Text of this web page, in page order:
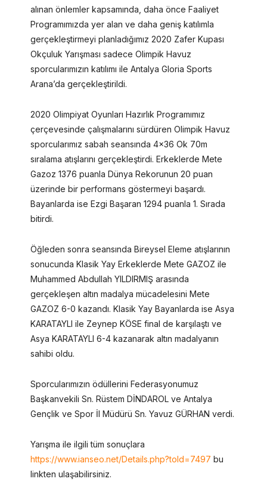
alınan önlemler kapsamında, daha önce Faaliyet
Programımızda yer alan ve daha geniş katılımla
gerçekleştirmeyi planladığımız 2020 Zafer Kupası
Okçuluk Yarışması sadece Olimpik Havuz
sporcularımızın katılımı ile Antalya Gloria Sports
Arana’da gerçekleştirildi.
2020 Olimpiyat Oyunları Hazırlık Programımız
çerçevesinde çalışmalarını sürdüren Olimpik Havuz
sporcularımız sabah seansında 4×36 Ok 70m
sıralama atışlarını gerçekleştirdi. Erkeklerde Mete
Gazoz 1376 puanla Dünya Rekorunun 20 puan
üzerinde bir performans göstermeyi başardı.
Bayanlarda ise Ezgi Başaran 1294 puanla 1. Sırada
bitirdi.
Öğleden sonra seansında Bireysel Eleme atışlarının
sonucunda Klasik Yay Erkeklerde Mete GAZOZ ile
Muhammed Abdullah YILDIRMIŞ arasında
gerçekleşen altın madalya mücadelesini Mete
GAZOZ 6-0 kazandı. Klasik Yay Bayanlarda ise Asya
KARATAYLI ile Zeynep KÖSE final de karşılaştı ve
Asya KARATAYLI 6-4 kazanarak altın madalyanın
sahibi oldu.
Sporcularımızın ödüllerini Federasyonumuz
Başkanvekili Sn. Rüstem DİNDAROL ve Antalya
Gençlik ve Spor İl Müdürü Sn. Yavuz GÜRHAN verdi.
Yarışma ile ilgili tüm sonuçlara
https://www.ianseo.net/Details.php?toId=7497 bu
linkten ulaşabilirsiniz.